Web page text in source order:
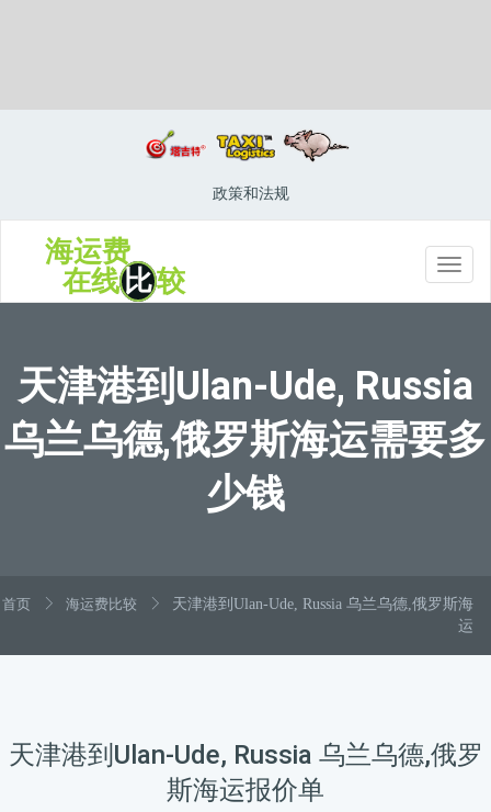
政策和法规
切
换
海运费
在线比较
天津港到Ulan-Ude, Russia
乌兰乌德,俄罗斯海运需要多
少钱
首页 海运费比较
天津港到Ulan-Ude, Russia 乌兰乌德,俄罗斯海
运
天津港到Ulan-Ude, Russia 乌兰乌德,俄罗
斯海运报价单